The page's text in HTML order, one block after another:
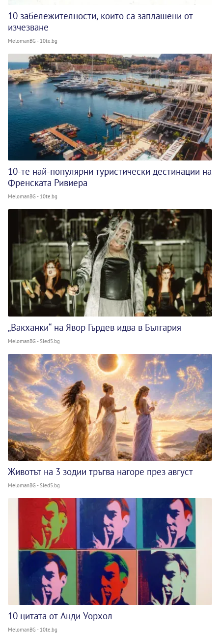
10 забележителности, които са заплашени от
изчезване
MelomanBG - 10te.bg
10-те най-популярни туристически дестинации на
Френската Ривиера
MelomanBG - 10te.bg
„Вакханки“ на Явор Гърдев идва в България
MelomanBG - Sled5.bg
Животът на 3 зодии тръгва нагоре през август
MelomanBG - Sled5.bg
10 цитата от Анди Уорхол
MelomanBG - 10te.bg